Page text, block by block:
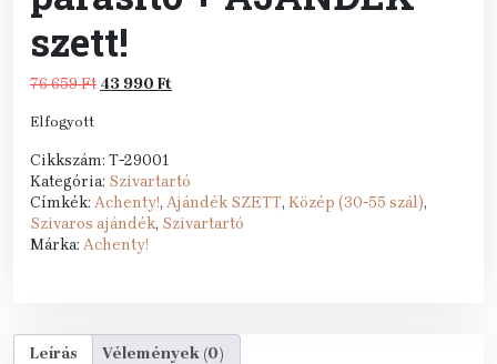
szett!
76 659Ft Original
659 Ft.
43 990 FtCurrent
Elfogyott
Cikkszám: T-29001
Kategória: Szivartartó
Címkék: Achenty!, Ajándék SZETT, Közép (30-55 szál),
Szivaros ajándék, Szivartartó
Márka: Achenty!
Leírás Vélemények (0)